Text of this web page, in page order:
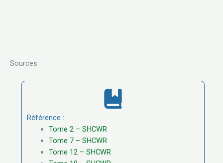
Sources :
Référence :
Tome 2 – SHCWR
Tome 7 – SHCWR
Tome 12 – SHCWR